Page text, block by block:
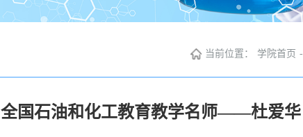
当前位置： 学院首页
全国石油和化工教育教学名师——杜爱华